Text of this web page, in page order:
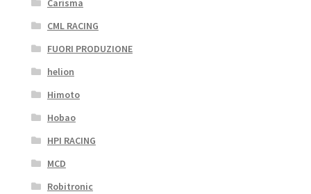
Carisma
CML RACING
FUORI PRODUZIONE
helion
Himoto
Hobao
HPI RACING
MCD
Robitronic